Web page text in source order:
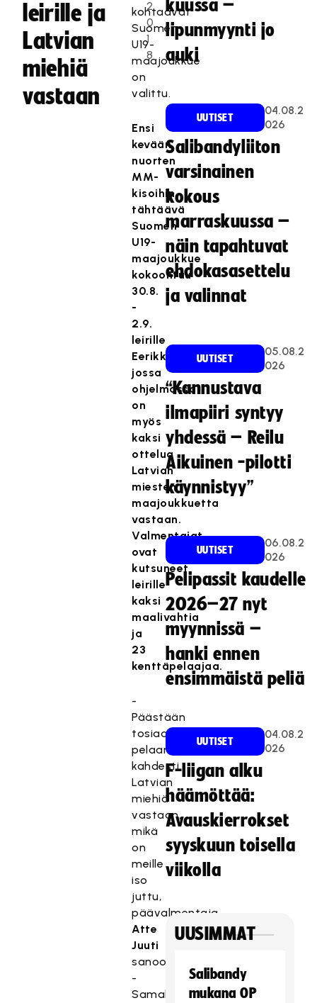
leirille ja
Latvian
miehiä
vastaan
2
0
1
8
kohtaavat
Suomen
U19-
maajoukkue
on
valittu.
Ensi
kevään
nuorten
MM-
kisoihin
tähtäävä
Suomen
U19-
maajoukkue
kokoontuu
30.8.
-
2.9.
leirille
Eerikkilään,
jossa
ohjelmassa
on
myös
kaksi
ottelua
Latvian
miesten
maajoukkuetta
vastaan.
Valmentajat
ovat
kutsuneet
leirille
kaksi
maalivahtia
ja
23
kenttäpelaajaa.
-
Päästään
tosiaan
pelaamaan
kahdesti
Latvian
miehiä
vastaan,
mikä
on
meille
iso
juttu,
päävalmentaja
Atte
Juuti
sanoo.
-
Samalla
kuussa –
lipunmyynti jo
auki
UUTISET
04.08.2
026
Salibandyliiton
varsinainen
kokous
marraskuussa –
näin tapahtuvat
ehdokasasettelu
ja valinnat
UUTISET
05.08.2
026
“Kannustava
ilmapiiri syntyy
yhdessä – Reilu
Aikuinen -pilotti
käynnistyy”
UUTISET
06.08.2
026
Pelipassit kaudelle
2026–27 nyt
myynnissä –
hanki ennen
ensimmäistä peliä
UUTISET
04.08.2
026
F-liigan alku
häämöttää:
Avauskierrokset
syyskuun toisella
viikolla
UUSIMMAT
Salibandy
mukana OP